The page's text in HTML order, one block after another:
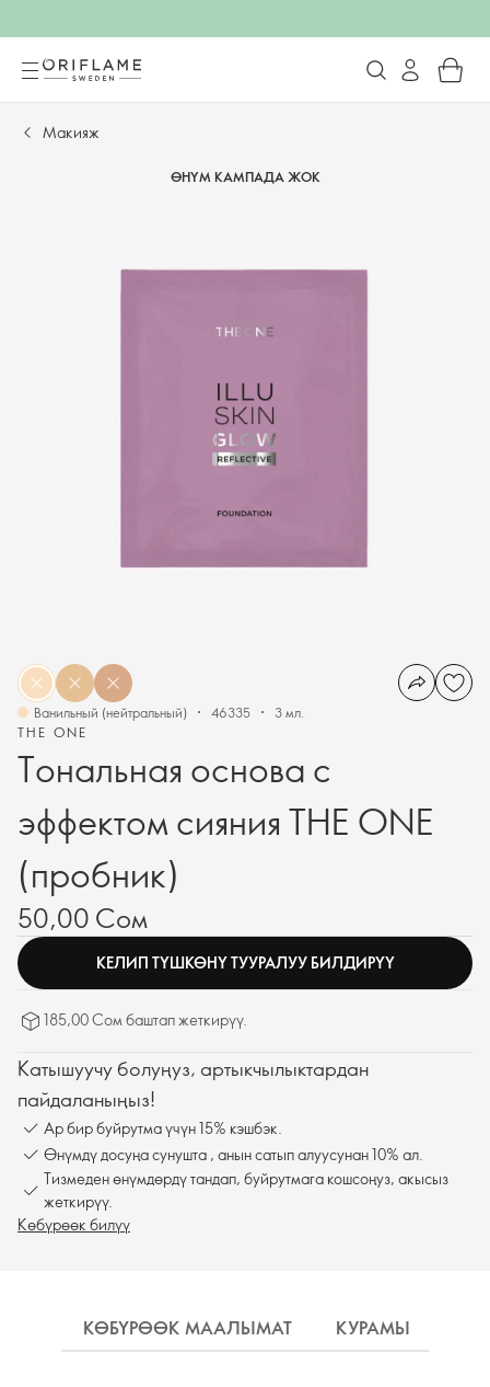
Макияж
ӨНҮМ КАМПАДА ЖОК
THE ONE
Тональная основа с
эффектом сияния THE ONE
(пробник)
Ванильный (нейтральный) 46335 3 мл.
50,00 Сом
КЕЛИП ТҮШКӨНҮ ТУУРАЛУУ БИЛДИРҮҮ
185,00 Сом баштап жеткирүү.
Катышуучу болуңуз, артыкчылыктардан
пайдаланыңыз!
Ар бир буйрутма үчүн 15% кэшбэк.
Өнүмдү досуңа сунушта , анын сатып алуусунан 10% ал.
Тизмеден өнүмдөрдү тандап, буйрутмага кошсоңуз, акысыз
жеткирүү.
Көбүрөөк билүү
КӨБҮРӨӨК МААЛЫМАТ КУРАМЫ